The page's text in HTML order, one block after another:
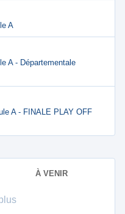
A
A - Départementale
A - FINALE PLAY OFF
À VENIR